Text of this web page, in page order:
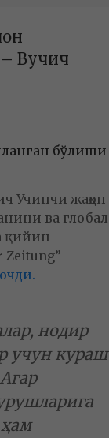
Вучич
бўлиши
Учинчи жаҳон
ва глобал
қийин
Zeitung”
нодир
учун кураш